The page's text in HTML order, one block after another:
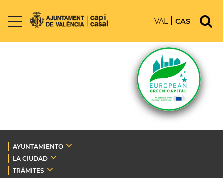
VAL CAS
AYUNTAMIENTO
LA CIUDAD
TRÁMITES